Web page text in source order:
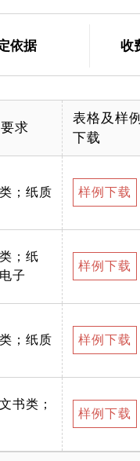
依据 收
求
表格及样例
下载
；纸质 样例下载
；纸
子
样例下载
；纸质 样例下载
书类；
样例下载